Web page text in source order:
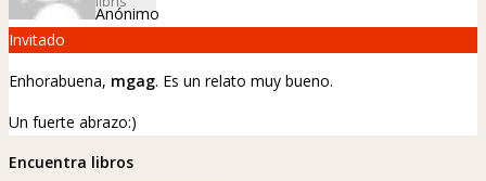
Anónimo
Invitado
Enhorabuena, mgag. Es un relato muy bueno.
Un fuerte abrazo:)
Encuentra libros